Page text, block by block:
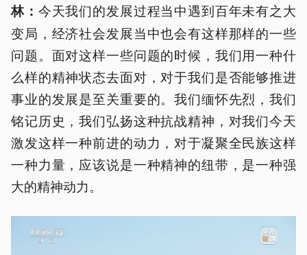
林： 今天我们的发展过程当中遇到百年未有之大
变局，经济社会发展当中也会有这样那样的一些
问题。面对这样一些问题的时候，我们用一种什
么样的精神状态去面对，对于我们是否能够推进
事业的发展是至关重要的。我们缅怀先烈，我们
铭记历史，我们弘扬这种抗战精神，对我们今天
激发这样一种前进的动力，对于凝聚全民族这样
一种力量，应该说是一种精神的纽带，是一种强
大的精神动力。